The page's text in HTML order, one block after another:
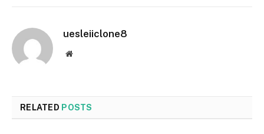
uesleiiclone8
Website
RELATED POSTS